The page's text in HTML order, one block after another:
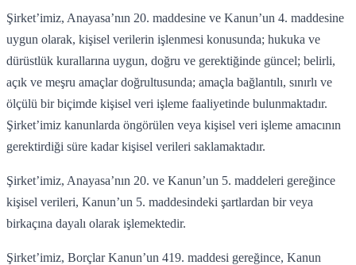
Şirket’imiz, Anayasa’nın 20. maddesine ve Kanun’un 4. maddesine
uygun olarak, kişisel verilerin işlenmesi konusunda; hukuka ve
dürüstlük kurallarına uygun, doğru ve gerektiğinde güncel; belirli,
açık ve meşru amaçlar doğrultusunda; amaçla bağlantılı, sınırlı ve
ölçülü bir biçimde kişisel veri işleme faaliyetinde bulunmaktadır.
Şirket’imiz kanunlarda öngörülen veya kişisel veri işleme amacının
gerektirdiği süre kadar kişisel verileri saklamaktadır.
Şirket’imiz, Anayasa’nın 20. ve Kanun’un 5. maddeleri gereğince
kişisel verileri, Kanun’un 5. maddesindeki şartlardan bir veya
birkaçına dayalı olarak işlemektedir.
Şirket’imiz, Borçlar Kanun’un 419. maddesi gereğince, Kanun